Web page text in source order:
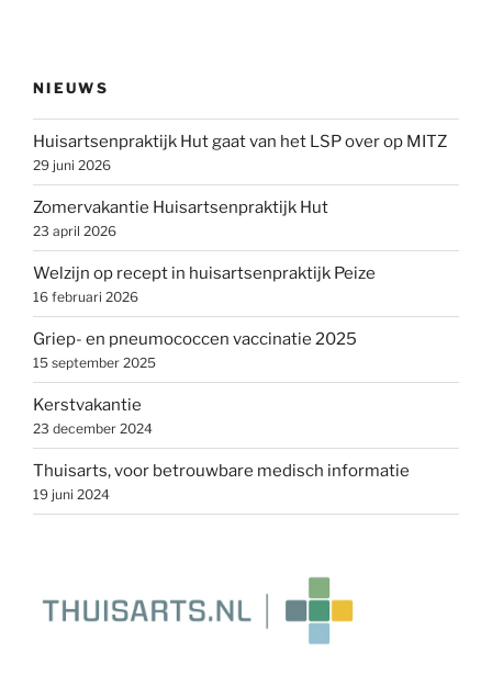
NIEUWS
Huisartsenpraktijk Hut gaat van het LSP over op MITZ
29 juni 2026
Zomervakantie Huisartsenpraktijk Hut
23 april 2026
Welzijn op recept in huisartsenpraktijk Peize
16 februari 2026
Griep- en pneumococcen vaccinatie 2025
15 september 2025
Kerstvakantie
23 december 2024
Thuisarts, voor betrouwbare medisch informatie
19 juni 2024